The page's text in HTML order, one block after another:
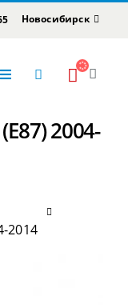
Новосибирск
2004-
2014